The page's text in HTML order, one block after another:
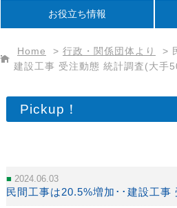
お役立ち情報
Home > 行政・関係団体より >
建設工事 受注動態 統計調査(大手
Pickup！
2024.06.03
民間工事は20.5%増加･･建設工